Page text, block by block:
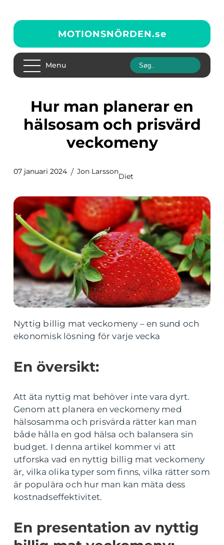
MOTIONSNÖRDEN.se
Menu
Hur man planerar en
hälsosam och prisvärd
veckomeny
07 januari 2024 Jon Larsson
Diet
Nyttig billig mat veckomeny – en sund och
ekonomisk lösning för varje vecka
En översikt:
Att äta nyttig mat behöver inte vara dyrt.
Genom att planera en veckomeny med
hälsosamma och prisvärda rätter kan man
både hålla en god hälsa och balansera sin
budget. I denna artikel kommer vi att
utforska vad en nyttig billig mat veckomeny
är, vilka olika typer som finns, vilka rätter som
är populära och hur man kan mäta dess
kostnadseffektivitet.
En presentation av nyttig